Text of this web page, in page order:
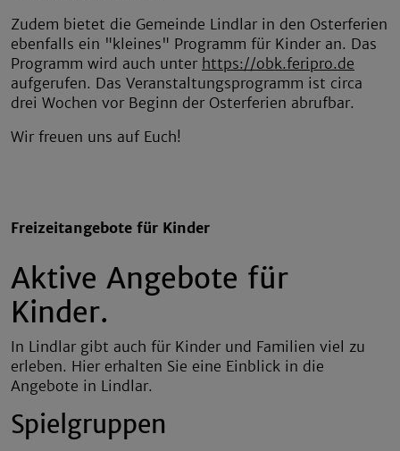
Zudem bietet die Gemeinde Lindlar in den Osterferien
ebenfalls ein "kleines" Programm für Kinder an. Das
Programm wird auch unter https://obk.feripro.de
aufgerufen. Das Veranstaltungsprogramm ist circa
drei Wochen vor Beginn der Osterferien abrufbar.
Wir freuen uns auf Euch!
Freizeitangebote für Kinder
Aktive Angebote für
Kinder.
In Lindlar gibt auch für Kinder und Familien viel zu
erleben. Hier erhalten Sie eine Einblick in die
Angebote in Lindlar.
Spielgruppen